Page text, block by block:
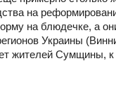
на
на блюдечке, а
Украины
жителей Сумщины,